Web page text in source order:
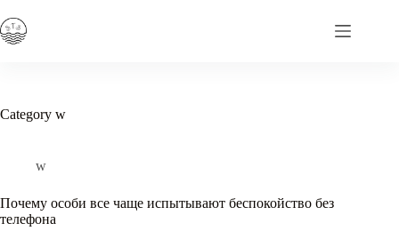
to
content
Category w
w
Почему особи все чаще испытывают беспокойство без
телефона